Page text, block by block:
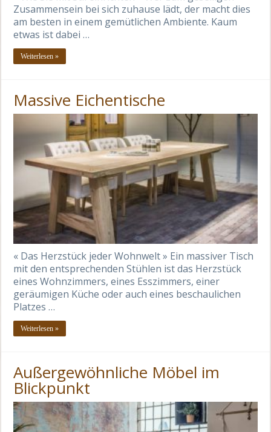
Zusammensein bei sich zuhause lädt, der macht dies
am besten in einem gemütlichen Ambiente. Kaum
etwas ist dabei …
Weiterlesen »
Massive Eichentische
« Das Herzstück jeder Wohnwelt » Ein massiver Tisch
mit den entsprechenden Stühlen ist das Herzstück
eines Wohnzimmers, eines Esszimmers, einer
geräumigen Küche oder auch eines beschaulichen
Platzes …
Weiterlesen »
Außergewöhnliche Möbel im
Blickpunkt